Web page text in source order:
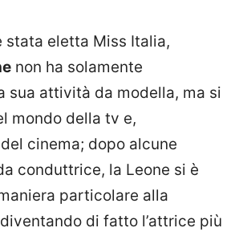
stata eletta Miss Italia,
non ha solamente
sua attività da modella, ma si
mondo della tv e,
cinema; dopo alcune
conduttrice, la Leone si è
particolare alla
di fatto l’attrice più